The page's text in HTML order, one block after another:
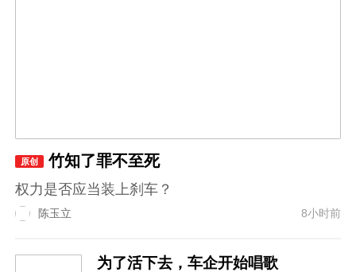
原创 竹知了罪不至死
权力是否应当装上刹车？
陈玉立 8小时前
为了活下去，车企开始唱歌